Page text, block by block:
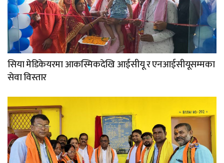
सिया मेडिकेयरमा आकस्मिकदेखि आईसीयू र एनआईसीयूसम्मका
सेवा विस्तार